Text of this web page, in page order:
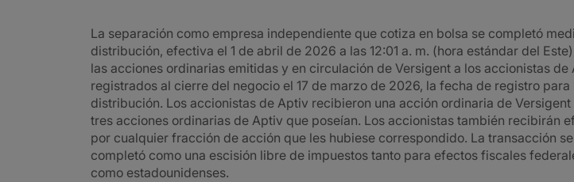
La separación como empresa independiente que cotiza en bolsa se completó
distribución, efectiva el 1 de abril de 2026 a las 12:01 a. m. (hora estándar del
las acciones ordinarias emitidas y en circulación de Versigent a los accionistas de
registrados al cierre del negocio el 17 de marzo de 2026, la fecha de registro para
distribución. Los accionistas de Aptiv recibieron una acción ordinaria de
tres acciones ordinarias de Aptiv que poseían. Los accionistas también recibirán
por cualquier fracción de acción que les hubiese correspondido. La transacción se
completó como una escisión libre de impuestos tanto para efectos fiscales
como estadounidenses.